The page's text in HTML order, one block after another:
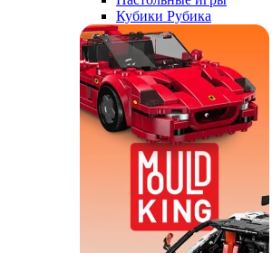
Кубики Рубика